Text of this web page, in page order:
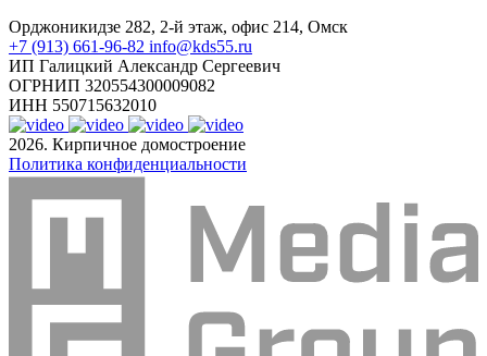
Орджоникидзе 282, 2-й этаж, офис 214, Омск
+7 (913) 661-96-82 info@kds55.ru
ИП Галицкий Александр Сергеевич
ОГРНИП 320554300009082
ИНН 550715632010
2026. Кирпичное домостроение
Политика конфиденциальности